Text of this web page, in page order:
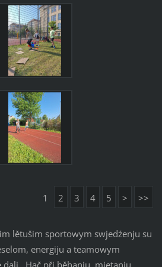
1 2 3 4 5 > >>
lětušim sportowym swjedźenju su
energiju a teamowym
Hač při běhanju, mjetanju,